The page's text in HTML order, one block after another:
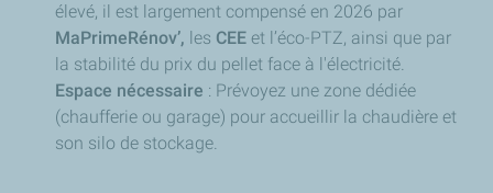
élevé, il est largement compensé en 2026 par
MaPrimeRénov’, les CEE et l’éco-PTZ, ainsi que par
la stabilité du prix du pellet face à l'électricité.
Espace nécessaire : Prévoyez une zone dédiée
(chaufferie ou garage) pour accueillir la chaudière et
son silo de stockage.